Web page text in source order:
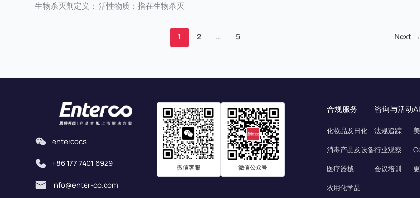
生物杀灭剂定义： 活性物质：指在生物杀灭
1 2 … 5 Next →
entercocs
+86 177 7401 6929
info@enter-co.com
合规服务
化妆品及日化
消毒产品及设备
医疗器械
农用化学品
咨询与活动
法规追踪
行业观察
会议培训